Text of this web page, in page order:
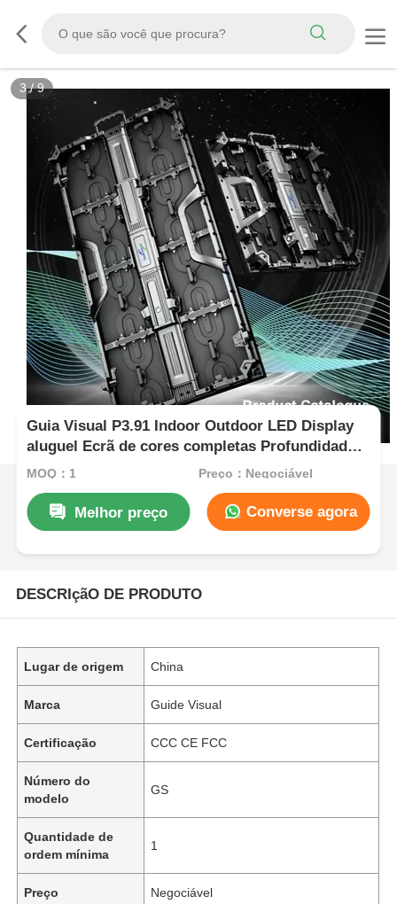
3/9
Guia Visual P3.91 Indoor Outdoor LED Display
aluguel Ecrã de cores completas Profundidade
de 7680Hz Taxa de atualização
MOQ：1 Preço：Negociável
Melhor preço Converse agora
DESCRIçãO DE PRODUTO
Lugar de origem China
Marca Guide Visual
Certificação CCC CE FCC
Número do
modelo
GS
Quantidade de
ordem mínima
1
Preço Negociável